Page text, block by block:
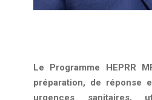
Le Programme HEPRR
préparation, de réponse
urgences sanitaires,